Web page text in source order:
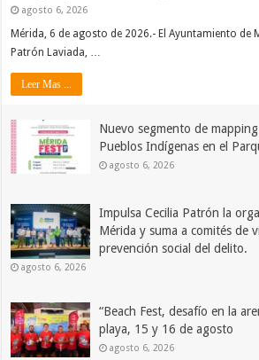
agosto 6, 2026
Mérida, 6 de agosto de 2026.- El Ayuntamiento de
Patrón Laviada, …
Leer Mas ...
Nuevo segmento de
Pueblos Indígenas en el
agosto 6, 2026
Impulsa Cecilia Patrón la
Mérida y suma a comités de
prevención social del delito.
agosto 6, 2026
“Beach Fest, desafío en la
playa, 15 y 16 de agosto
agosto 6, 2026